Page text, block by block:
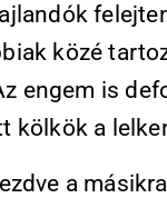
közé
engem is
kölkök a
a